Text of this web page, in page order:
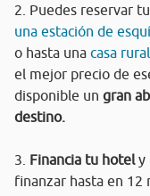
2. Puedes reservar tu
una estación de esquí
o hasta una casa rural
el mejor precio de
disponible un gran
destino.
3. Financia tu hotely
finanzar hasta en 12